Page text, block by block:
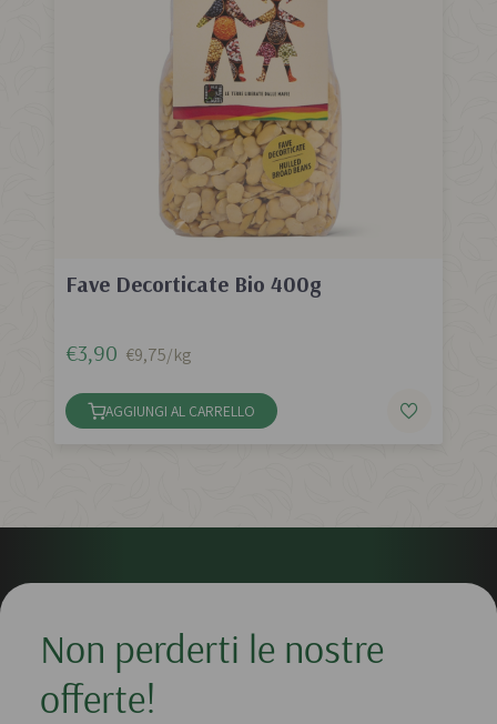
Fave Decorticate Bio 400g
€3,90 €9,75/kg
AGGIUNGI AL CARRELLO
Non perderti le nostre
offerte!